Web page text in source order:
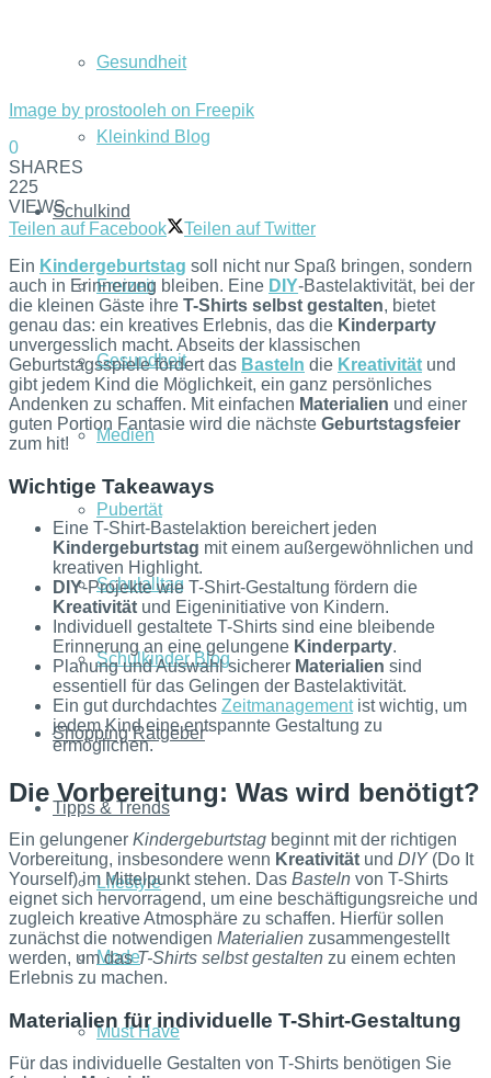
Gesundheit
Kleinkind Blog
Schulkind
Freizeit
Gesundheit
Medien
Pubertät
Schulalltag
Schulkinder Blog
Shopping Ratgeber
Tipps & Trends
Lifestyle
Mode
Must Have
Image by prostooleh on Freepik
0
SHARES
225
VIEWS
Teilen auf Facebook
Teilen auf Twitter
Ein Kindergeburtstag soll nicht nur Spaß bringen, sondern
auch in Erinnerung bleiben. Eine DIY-Bastelaktivität, bei der
die kleinen Gäste ihre T-Shirts selbst gestalten, bietet
genau das: ein kreatives Erlebnis, das die Kinderparty
unvergesslich macht. Abseits der klassischen
Geburtstagsspiele fördert das Basteln die Kreativität und
gibt jedem Kind die Möglichkeit, ein ganz persönliches
Andenken zu schaffen. Mit einfachen Materialien und einer
guten Portion Fantasie wird die nächste Geburtstagsfeier
zum hit!
Wichtige Takeaways
Eine T-Shirt-Bastelaktion bereichert jeden
Kindergeburtstag mit einem außergewöhnlichen und
kreativen Highlight.
DIY-Projekte wie T-Shirt-Gestaltung fördern die
Kreativität und Eigeninitiative von Kindern.
Individuell gestaltete T-Shirts sind eine bleibende
Erinnerung an eine gelungene Kinderparty.
Planung und Auswahl sicherer Materialien sind
essentiell für das Gelingen der Bastelaktivität.
Ein gut durchdachtes Zeitmanagementist wichtig, um
jedem Kind eine entspannte Gestaltung zu
ermöglichen.
Die Vorbereitung: Was wird benötigt?
Ein gelungener Kindergeburtstag beginnt mit der richtigen
Vorbereitung, insbesondere wenn Kreativität und DIY(Do It
Yourself) im Mittelpunkt stehen. Das Basteln von T-Shirts
eignet sich hervorragend, um eine beschäftigungsreiche und
zugleich kreative Atmosphäre zu schaffen. Hierfür sollen
zunächst die notwendigen Materialien zusammengestellt
werden, um dasT-Shirts selbst gestalten zu einem echten
Erlebnis zu machen.
Materialien für individuelle T-Shirt-Gestaltung
Für das individuelle Gestalten von T-Shirts benötigen Sie